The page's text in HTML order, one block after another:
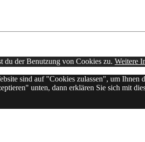
du der Benutzung von Cookies zu. Weitere
sind auf "Cookies zulassen", um
unten, dann erklären Sie sich mit